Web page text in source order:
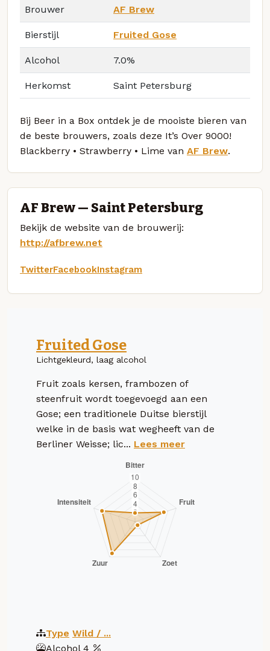
Brouwer AF Brew
Bierstijl Fruited Gose
Alcohol 7.0%
Herkomst Saint Petersburg
Bij Beer in a Box ontdek je de mooiste bieren van
de beste brouwers, zoals deze It’s Over 9000!
Blackberry • Strawberry • Lime van AF Brew.
AF Brew — Saint Petersburg
Bekijk de website van de brouwerij:
http://afbrew.net
TwitterFacebookInstagram
Fruited Gose
Lichtgekleurd, laag alcohol
Fruit zoals kersen, frambozen of
steenfruit wordt toegevoegd aan een
Gose; een traditionele Duitse bierstijl
welke in de basis wat wegheeft van de
Berliner Weisse; lic... Lees meer
Type Wild / ...
Alcohol 4